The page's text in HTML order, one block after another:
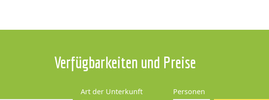
Verfügbarkeiten und Preise
Art der Unterkunft
Personen